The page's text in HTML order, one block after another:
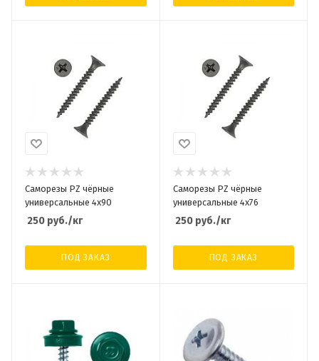
Саморезы PZ чёрные
универсальные 4х90
250 руб./кг
ПОД ЗАКАЗ
Саморезы PZ чёрные
универсальные 4х76
250руб./кг
ПОД ЗАКАЗ